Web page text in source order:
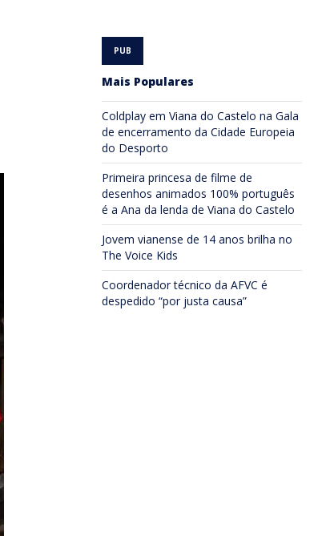
Mais Populares
Coldplay em Viana do Castelo na Gala
de encerramento da Cidade Europeia
do Desporto
Primeira princesa de filme de
desenhos animados 100% português
é a Ana da lenda de Viana do Castelo
Jovem vianense de 14 anos brilha no
The Voice Kids
Coordenador técnico da AFVC é
despedido “por justa causa”